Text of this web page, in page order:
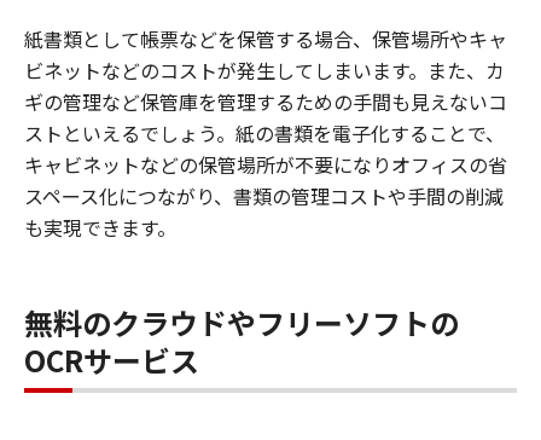
紙書類として帳票などを保管する場合、保管場所やキャ
ビネットなどのコストが発生してしまいます。また、カ
ギの管理など保管庫を管理するための手間も見えないコ
ストといえるでしょう。紙の書類を電子化することで、
キャビネットなどの保管場所が不要になりオフィスの省
スペース化につながり、書類の管理コストや手間の削減
も実現できます。
無料のクラウドやフリーソフトの
OCRサービス